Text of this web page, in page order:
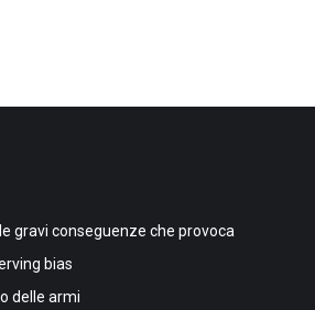
gravi conseguenze che provoca
bias
delle armi